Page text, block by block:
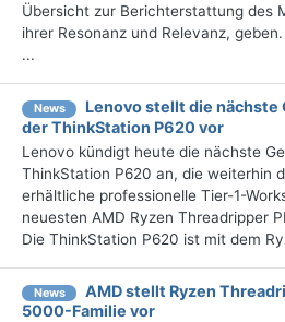
Übersicht zur Berichterstattung des
ihrer Resonanz und Relevanz,
...
News
Lenovo stellt die nächste
der ThinkStation P620 vor
Lenovo kündigt heute die nächste
ThinkStation P620 an, die weiterhin
erhältliche professionelle Tier-1-
neuesten AMD Ryzen Threadripper
Die ThinkStation P620 ist mit dem
News
AMD stellt Ryzen
5000-Familie vor